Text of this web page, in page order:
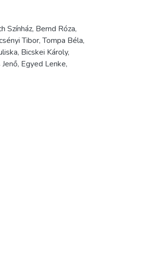
Színház, Bernd Róza,
Tibor, Tompa Béla,
Bicskei Károly,
Egyed Lenke,